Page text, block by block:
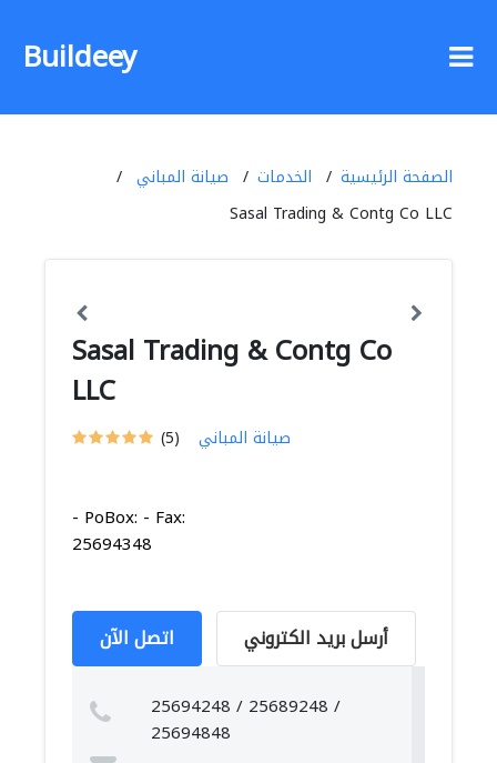
Buildeey
الصفحة الرئيسية الخدمات
صيانة المباني
Sasal Trading & Contg Co LLC
Sasal Trading & Contg Co
LLC
(5) صيانة المباني
- PoBox: - Fax:
25694348
اتصل الآن أرسل بريد الكتروني
25694248 / 25689248 /
25694848